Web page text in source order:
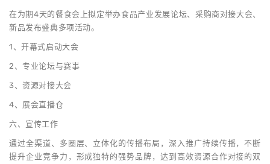
在为期4天的餐食会上拟定举办食品产业发展论坛、采购商对接大会、
新品发布盛典多项活动。
1、开幕式启动大会
2、专业论坛与赛事
3、资源对接大会
4、展会直播仓
六、宣传工作
通过全渠道、多圈层、立体化的传播布局，深入推广持续传播，不断
提升企业竞争力，形成独特的强势品牌，达到高效资源合作对接的双